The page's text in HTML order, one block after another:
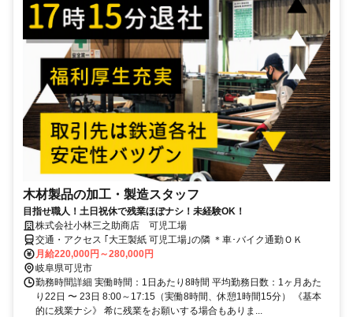
木材製品の加工・製造スタッフ
目指せ職人！土日祝休で残業ほぼナシ！未経験OK！
株式会社小林三之助商店 可児工場
交通・アクセス ｢大王製紙 可児工場｣の隣 ＊車･バイク通勤ＯＫ
月給220,000円～280,000円
岐阜県可児市
勤務時間詳細 実働時間：1日あたり8時間 平均勤務日数：1ヶ月あた
り22日 〜 23日 8:00～17:15（実働8時間、休憩1時間15分） 《基本
的に残業ナシ》 希に残業をお願いする場合もありま...